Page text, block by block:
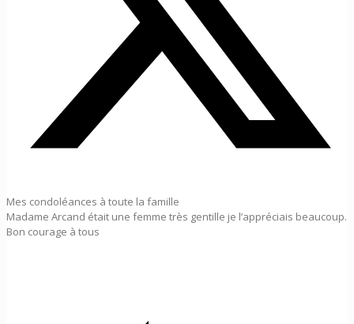
Mes condoléances à toute la famille
Madame Arcand était une femme très gentille je l’appréciais beaucoup.
Bon courage à tous